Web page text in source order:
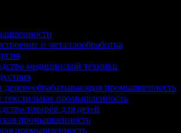
и металлообработка
медицинской техники
деревообрабатывающая промышленность
текстильная промышленность
товаров для детей
промышленность
промышленность